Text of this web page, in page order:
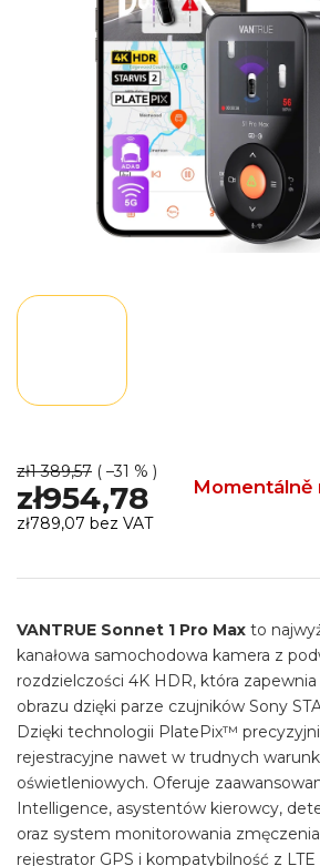
zł1 389,57 ( –31 % )
zł954,78
zł789,07 bez VAT
jednostkowa:
VANTRUE Sonnet 1 Pro Max to
kanałowa samochodowa kamera z
rozdzielczości 4K HDR, która
obrazu dzięki parze czujników Sony
Dzięki technologii PlatePix™
rejestracyjne nawet w trudnych
oświetleniowych. Oferuje
Intelligence, asystentów kierowcy,
oraz system monitorowania
rejestrator GPS i kompatybilność z